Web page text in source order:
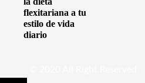
flexitariana a tu
estilo de vida
diario